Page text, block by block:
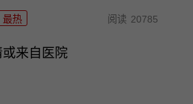
最热 阅读 20785
来自医院